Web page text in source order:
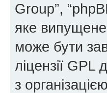
Group”,
яке випущене
може бути
ліцензії
з